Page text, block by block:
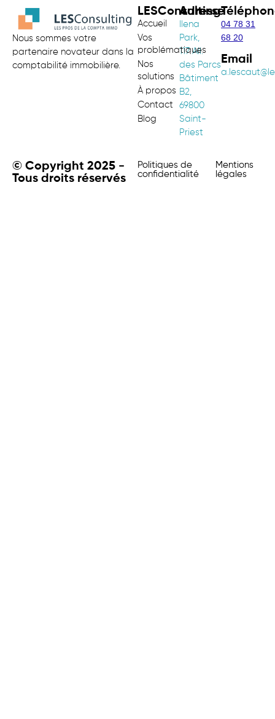
Nous sommes votre
partenaire novateur dans la
comptabilité immobilière.
LESConsulting
Accueil
Vos
problématiques
Nos
solutions
À propos
Contact
Blog
Adresse
Ilena
Park,
117 All.
des Parcs
Bâtiment
B2,
69800
Saint-
Priest
04 78 31
68 20
Email
© Copyright 2025 -
Tous droits réservés
Mentions
légales
Politiques de
confidentialité